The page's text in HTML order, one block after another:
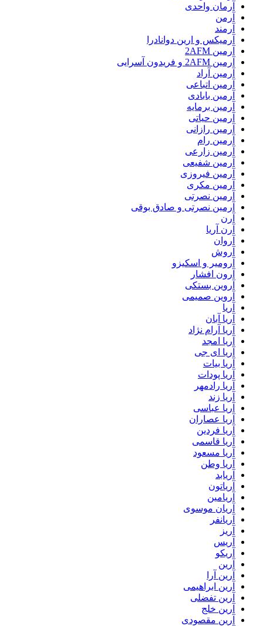
آرمان واحدی
آرمن
آرمند
آرمیکس و ارین دوانادرا
آرمین 2AFM
آرمین 2AFM و فریدون آسرایی
آرمین آراد
آرمین اتباعی
آرمین بابادی
آرمین برمایه
آرمین حیاتی
آرمین رازانی
آرمین رام
آرمین زارعی
آرمین شفیعی
آرمین فیروزی
آرمین مکری
آرمین نصرتی
آرمین نصرتی و صادق بوقی
آرن
آرن آریا
آروان
آروش
آرومیر و اسکیزو
آرون افشار
آروین بستکی
آروین صمیمی
آریا
آریا آبان
آریا آرام نژاد
آریا امجد
آریا ای جی
آریا بیات
آریا پودات
آریا رادمهر
آریا زند
آریا عباسی
آریا عصاران
آریا فردین
آریا قاسمی
آریا مسعود
آریا وطن
آریابد
آریاتون
آریامین
آریان موسوی
آریانفر
آریز
آریس
آریکو
آرین
آرین آرا
آرین ابراهیمی
آرین تفضلی
آرین خلج
آرین مقصودی